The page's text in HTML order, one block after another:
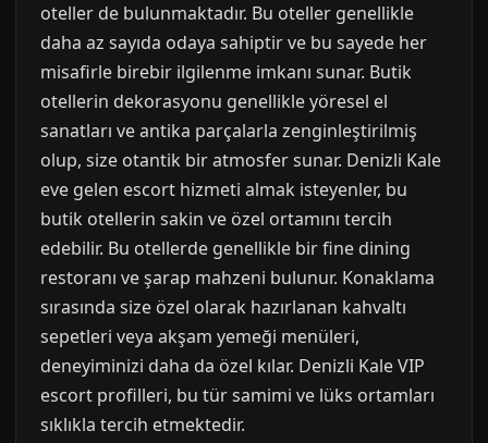
oteller de bulunmaktadır. Bu oteller genellikle
daha az sayıda odaya sahiptir ve bu sayede her
misafirle birebir ilgilenme imkanı sunar. Butik
otellerin dekorasyonu genellikle yöresel el
sanatları ve antika parçalarla zenginleştirilmiş
olup, size otantik bir atmosfer sunar. Denizli Kale
eve gelen escort hizmeti almak isteyenler, bu
butik otellerin sakin ve özel ortamını tercih
edebilir. Bu otellerde genellikle bir fine dining
restoranı ve şarap mahzeni bulunur. Konaklama
sırasında size özel olarak hazırlanan kahvaltı
sepetleri veya akşam yemeği menüleri,
deneyiminizi daha da özel kılar. Denizli Kale VIP
escort profilleri, bu tür samimi ve lüks ortamları
sıklıkla tercih etmektedir.